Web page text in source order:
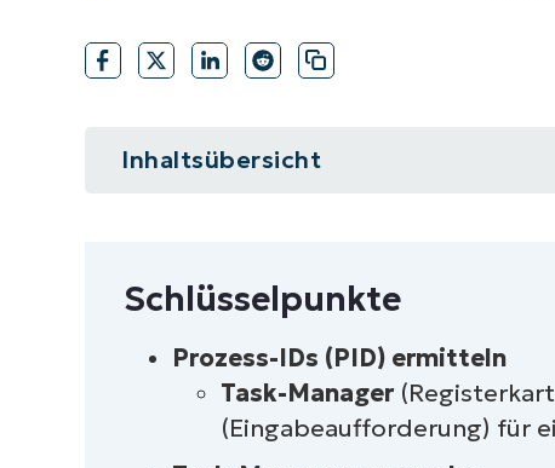
VERTRIEB KONTAKTIEREN
ROADMAP
PLATTFORM
VERTRIEB KONTAKTIEREN
VERTRIEB KONTAKTIEREN
Inhaltsübersicht
Schlüsselpunkte
Prozess-IDs (PIDs) verstehen
Schlüsselpunkte
Prozess-IDs (PID) ermitteln
Task-Manager
(Eingabeaufforderung) für